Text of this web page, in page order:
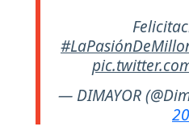
— DIMAYOR